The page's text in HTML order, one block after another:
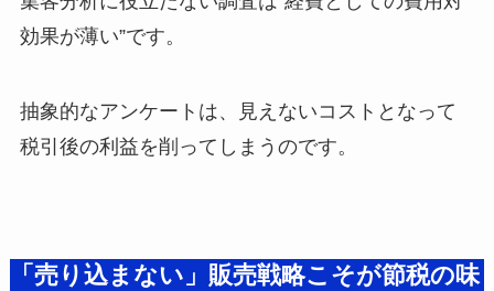
効果が薄い”です。
抽象的なアンケートは、見えないコストとなって
税引後の利益を削ってしまうのです。
「売り込まない」販売戦略こそが節税の味